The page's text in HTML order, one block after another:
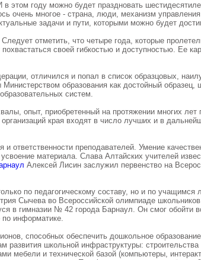
этом году можно будет праздновать
очень многое - страна, люди, механизм
задачи и пути, которыми можно будет
отметить, что четыре года, которые
своей гибкостью и доступностью. Ее
отличился и попал в список образцовых,
образования как достойный
систем.
опыт, приобретенный на протяжении многих лет
края входят в число лучших и в
ответственности преподавателей. Умение
материала. Слава Алтайских учителей
Алексей Лисин заслужил первенство на
по педагогическому составу, но и по учащимся
Сычева во Всероссийской олимпиаде
в гимназии № 42 города Барнаул. Он смог обойти
по информатике.
способных обеспечить дошкольное
развития школьной инфраструктуры:
и технической базой (компьютеры,